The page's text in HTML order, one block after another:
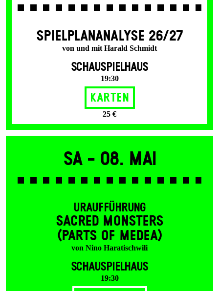
SPIEL­PLAN­ANALYSE 26/27
von und mit Harald Schmidt
SCHAUSPIELHAUS
19:30
Karten
25 €
Sa - 08. Mai
URAUFFÜHRUNG
SACRED MONSTERS
(PARTS OF MEDEA)
von Nino Haratischwili
SCHAUSPIELHAUS
19:30